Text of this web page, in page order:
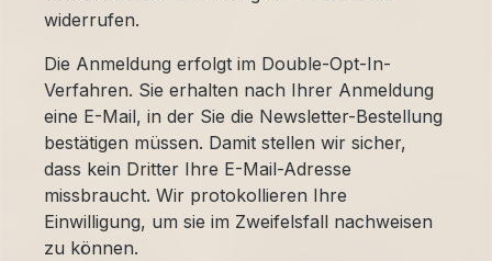
widerrufen.
Die Anmeldung erfolgt im Double-Opt-In-
Verfahren. Sie erhalten nach Ihrer Anmeldung
eine E-Mail, in der Sie die Newsletter-Bestellung
bestätigen müssen. Damit stellen wir sicher,
dass kein Dritter Ihre E-Mail-Adresse
missbraucht. Wir protokollieren Ihre
Einwilligung, um sie im Zweifelsfall nachweisen
zu können.